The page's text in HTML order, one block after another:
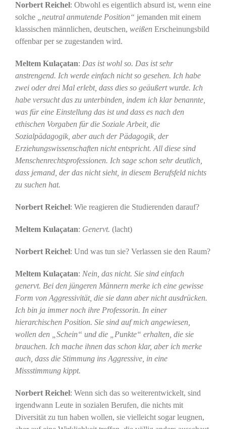
Norbert Reichel: Obwohl es eigentlich absurd ist, wenn eine
solche
„neutral anmutende Position“ jemanden mit einem
klassischen männlichen, deutschen, weißen Erscheinungsbild
offenbar per se zugestanden wird.
Meltem Kulaçatan: Das ist wohl so. Das ist sehr
anstrengend. Ich werde einfach nicht so gesehen. Ich habe
zwei oder drei Mal erlebt, dass dies so geäußert wurde. Ich
habe versucht das zu unterbinden, indem ich klar benannte,
was für eine Einstellung das ist und dass es nach den
ethischen Vorgaben für die Soziale Arbeit, die
Sozialpädagogik, aber auch der Pädagogik, der
Erziehungswissenschaften nicht entspricht. All diese sind
Menschenrechtsprofessionen. Ich sage schon sehr deutlich,
dass jemand, der das nicht sieht, in diesem Berufsfeld nichts
zu suchen hat.
Norbert Reichel: Wie reagieren die Studierenden darauf?
Meltem Kulaçatan: Genervt. (lacht)
Norbert Reichel: Und was tun sie? Verlassen sie den Raum?
Meltem Kulaçatan: Nein, das nicht. Sie sind einfach
genervt. Bei den jüngeren Männern merke ich eine gewisse
Form von Aggressivität, die sie dann aber nicht ausdrücken.
Ich bin ja immer noch ihre Professorin. In einer
hierarchischen Position. Sie sind auf mich angewiesen,
wollen den „Schein“ und die „Punkte“ erhalten, die sie
brauchen. Ich mache ihnen das schon klar, aber ich merke
auch, dass die Stimmung ins Aggressive, in eine
Missstimmung kippt.
Norbert Reichel: Wenn sich das so weiterentwickelt, sind
irgendwann Leute in sozialen Berufen, die nichts mit
Diversität zu tun haben wollen, sie vielleicht sogar leugnen,